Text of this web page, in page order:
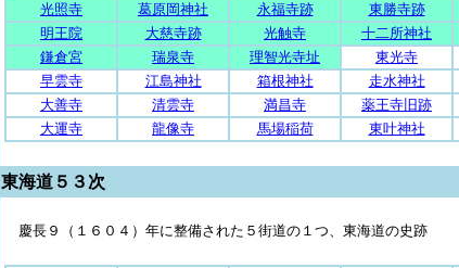
光照寺
葛原岡神社 永福寺跡 東勝寺跡
明王院
大慈寺跡 光触寺 十二所神社
鎌倉宮
瑞泉寺 理智光寺址
東光寺
早雲寺
江島神社 箱根神社 走水神社
大善寺
清雲寺 満昌寺 薬王寺旧跡
大運寺
龍像寺 馬場稲荷 東叶神社
東海道５３次
慶長９（１６０４）年に整備された５街道の１つ、東海道の史跡